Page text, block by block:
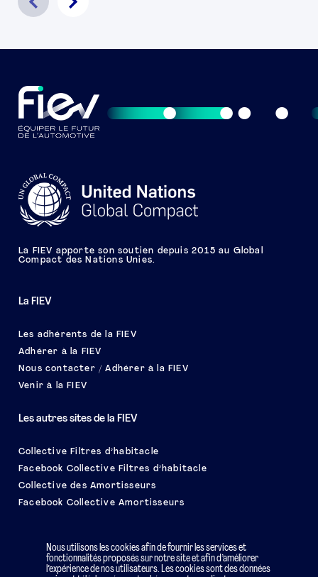
La FIEV
Les adhérents de la FIEV
Adhérer à la FIEV
Nous contacter / Adhérer à la FIEV
Venir à la FIEV
Les autres sites de la FIEV
Collective Filtres d’habitacle
Facebook Collective Filtres d’habitacle
Collective des Amortisseurs
Facebook Collective Amortisseurs
La FIEV apporte son soutien depuis 2015 au Global
Compact des Nations Unies.
Nous utilisons les cookies afin de fournir les services et
fonctionnalités proposés sur notre site et afin d’améliorer
l’expérience de nos utilisateurs. Les cookies sont des données